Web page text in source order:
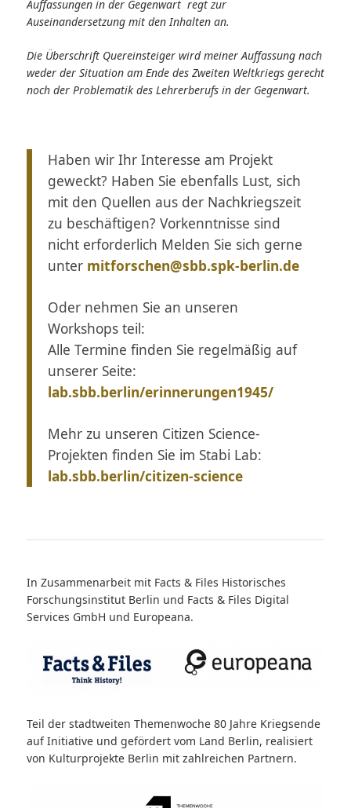
Auffassungen in der Gegenwart regt zur
Auseinandersetzung mit den Inhalten an.
Die Überschrift Quereinsteiger wird meiner Auffassung nach
weder der Situation am Ende des Zweiten Weltkriegs gerecht
noch der Problematik des Lehrerberufs in der Gegenwart.
Haben wir Ihr Interesse am Projekt
geweckt? Haben Sie ebenfalls Lust, sich
mit den Quellen aus der Nachkriegszeit
zu beschäftigen? Vorkenntnisse sind
nicht erforderlich Melden Sie sich gerne
unter mitforschen@sbb.spk-berlin.de
Oder nehmen Sie an unseren
Workshops teil:
Alle Termine finden Sie regelmäßig auf
unserer Seite:
lab.sbb.berlin/erinnerungen1945/
Mehr zu unseren Citizen Science-
Projekten finden Sie im Stabi Lab:
lab.sbb.berlin/citizen-science
In Zusammenarbeit mit Facts & Files Historisches
Forschungsinstitut Berlin und Facts & Files Digital
Services GmbH und Europeana.
Teil der stadtweiten Themenwoche 80 Jahre Kriegsende
auf Initiative und gefördert vom Land Berlin, realisiert
von Kulturprojekte Berlin mit zahlreichen Partnern.